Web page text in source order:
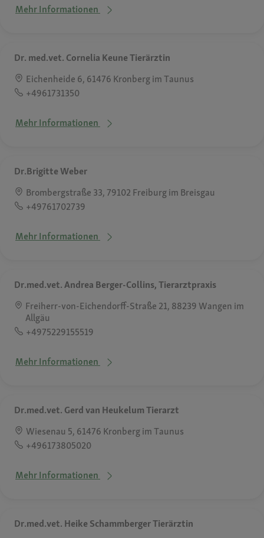
Mehr Informationen
Dr. med.vet. Cornelia Keune Tierärztin
Eichenheide 6, 61476 Kronberg im Taunus
+4961731350
Mehr Informationen
Dr.Brigitte Weber
Brombergstraße 33, 79102 Freiburg im Breisgau
+49761702739
Mehr Informationen
Dr.med.vet. Andrea Berger-Collins, Tierarztpraxis
Freiherr-von-Eichendorff-Straße 21, 88239 Wangen im
Allgäu
+4975229155519
Mehr Informationen
Dr.med.vet. Gerd van Heukelum Tierarzt
Wiesenau 5, 61476 Kronberg im Taunus
+496173805020
Mehr Informationen
Dr.med.vet. Heike Schammberger Tierärztin